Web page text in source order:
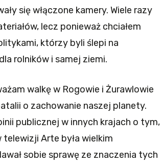
się włączone kamery. Wiele razy
lecz ponieważ chciałem
którzy byli ślepi na
rolników i samej ziemi.
walkę w Rogowie i Żurawlowie
o zachowanie naszej planety.
publicznej w innych krajach o tym,
Arte była wielkim
sobie sprawę ze znaczenia tych